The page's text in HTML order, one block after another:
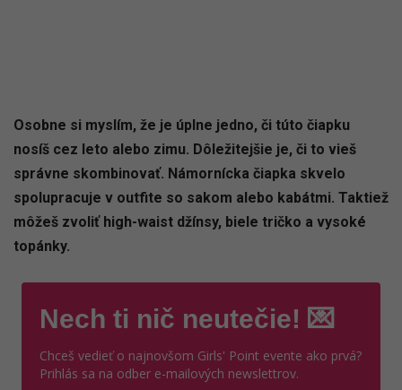
Osobne si myslím, že je úplne jedno, či túto čiapku
nosíš cez leto alebo zimu. Dôležitejšie je, či to vieš
správne skombinovať. Námornícka čiapka skvelo
spolupracuje v outfite so sakom alebo kabátmi. Taktiež
môžeš zvoliť high-waist džínsy, biele tričko a vysoké
topánky.
Nech ti nič neutečie! 💌
Chceš vedieť o najnovšom Girls' Point evente ako prvá?
Prihlás sa na odber e-mailových newslettrov.